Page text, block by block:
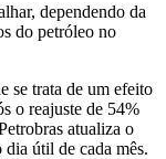
dependendo da
do petróleo no
se trata de um efeito
o reajuste de 54%
atualiza o
útil de cada mês.